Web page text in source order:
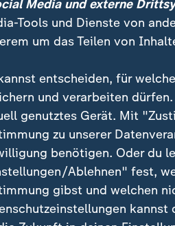
ernst zu
Schluss
standhaft zu
Media und externe
Tools und Dienste von
um das Teilen von
entscheiden, für
und verarbeiten
genutztes Gerät. Mit
zu unserer
benötigen. Oder du
Ablehnen" fest,
gibst und welchen
kannst